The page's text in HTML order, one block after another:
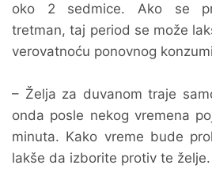
oko 2 sedmice. Ako se
tretman, taj period se može
verovatnoću ponovnog
– Želja za duvanom traje
onda posle nekog vremena
minuta. Kako vreme bude
lakše da izborite protiv te želje.